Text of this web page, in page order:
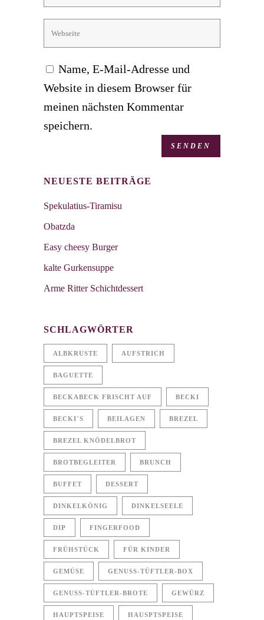
Name, E-Mail-Adresse und
Website in diesem Browser für
meinen nächsten Kommentar
speichern.
NEUESTE BEITRÄGE
Spekulatius-Tiramisu
Obatzda
Easy cheesy Burger
kalte Gurkensuppe
Arme Ritter Schichtdessert
SCHLAGWÖRTER
ALBKRUSTE AUFSTRICH
BAGUETTE
BECKABECK FRISCHT AUF BECKI
BECKI´S BEILAGEN BREZEL
BREZEL KNÖDELBROT
BROTBEGLEITER BRUNCH
BUFFET DESSERT
DINKELKÖNIG DINKELSEELE
DIP FINGERFOOD
FRÜHSTÜCK FÜR KINDER
GEMÜSE GENUSS-TÜFTLER-BOX
GENUSS-TÜFTLER-BROTE GEWÜRZ
HAUPTSPEISE HAUSPTSPEISE